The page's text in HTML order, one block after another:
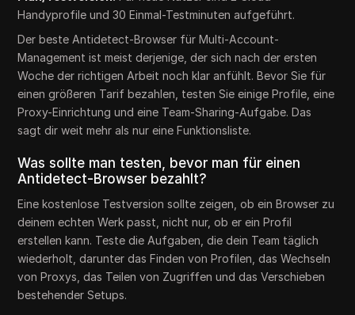
Handyprofile und 30 Einmal-Testminuten aufgeführt.
Der beste Antidetect-Browser für Multi-Account-
Management ist meist derjenige, der sich nach der ersten
Woche der richtigen Arbeit noch klar anfühlt. Bevor Sie für
einen größeren Tarif bezahlen, testen Sie einige Profile, eine
Proxy-Einrichtung und eine Team-Sharing-Aufgabe. Das
sagt dir weit mehr als nur eine Funktionsliste.
Was sollte man testen, bevor man für einen
Antidetect-Browser bezahlt?
Eine kostenlose Testversion sollte zeigen, ob ein Browser zu
deinem echten Werk passt, nicht nur, ob er ein Profil
erstellen kann. Teste die Aufgaben, die dein Team täglich
wiederholt, darunter das Finden von Profilen, das Wechseln
von Proxys, das Teilen von Zugriffen und das Verschieben
bestehender Setups.